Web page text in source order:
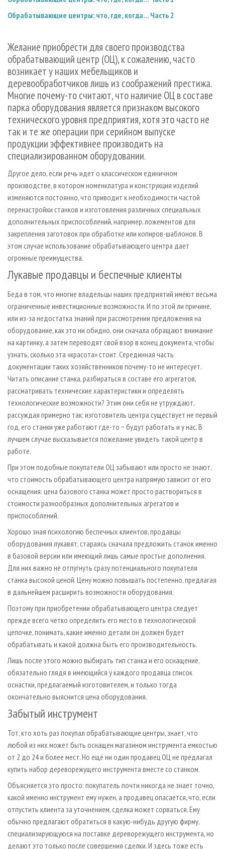
СУШКА ДРЕВЕСИНЫ
ПРОИЗВОДСТВО ДРЕВЕСНЫХ ПЛИТ
ПРОИЗВОДСТВО МЕБЕЛИ
БИОЭНЕРГЕТИКА
ЦБП
ИНСТРУМЕНТ И МАТЕРИАЛЫ
ОФИЦИАЛЬНЫЕ ДЕЛЕГАЦИИ
ПРИОРИТЕТНЫЕ ИНВЕСТПРОЕКТЫ
RUSSIAN FORESTRY REVIEW
ГАЗЕТА ЛЕСПРОМФОРУМ
БИБЛИОТЕКА СПЕЦИАЛИСТА
Обрабатывающие центры: что, где, когда... Часть 2
Желание приобрести для своего производства
обрабатывающий центр (ОЦ), к сожалению, часто
возникает у наших мебельщиков и
деревообработчиков лишь из соображений престижа.
Многие почему-то считают, что наличие ОЦ в составе
парка оборудования является признаком высокого
технического уровня предприятия, хотя это часто не
так и те же операции при серийном выпуске
продукции эффективнее производить на
специализированном оборудовании.
Другое дело, если речь идет о классическом единичном
производстве, в котором номенклатура и конструкция изделий
изменяются постоянно, что приводит к необходимости частой
перенастройки станков и изготовления различных специальных
дополнительных приспособлений, например, ложементов для
закрепления заготовок при обработке или копиров-шаблонов. В
этом случае использование обрабатывающего центра дает
огромные преимущества.
Лукавые продавцы и беспечные клиенты
Беда в том, что многие владельцы наших предприятий имеют весьма
ограниченные инвестиционные возможности. И по этой ли причине,
или из-за недостатка знаний при рассмотрении предложения на
оборудование, как это ни обидно, они сначала обращают внимание
на картинку, а затем переводят свой взор в конец документа, чтобы
узнать, сколько эта «красота» стоит. Серединная часть
документации таких хозяйственников почему-то не интересует.
Читать описание станка, разбираться в составе его агрегатов,
рассматривать технические характеристики и определять
технологические возможности? Этим они себя не утруждают,
рассуждая примерно так: изготовитель центра существует не первый
год, его станки уже работают где-то − будут работать и у нас. В
лучшем случае высказывается пожелание увидеть такой центр в
работе.
При этом подобные покупатели ОЦ забывают или просто не знают,
что стоимость обрабатывающего центра напрямую зависит от его
оснащения: цена базового станка может просто раствориться в
стоимости разнообразных дополнительных агрегатов и
приспособлений.
Хорошо зная психологию беспечных клиентов, продавцы
оборудования лукавят, стараясь сначала предложить станок именно
в базовой версии или имеющий лишь самые простые дополнения.
Для них важно не отпугнуть сразу потенциального покупателя
станка высокой ценой. Цену можно повышать постепенно, предлагая
в дальнейшем расширить возможности оборудования.
Поэтому при приобретении обрабатывающего центра следует
прежде всего четко определить его место в технологической
цепочке, понимать, какие именно детали он должен будет
обрабатывать и какой должна быть его производительность.
Лишь после этого можно выбирать тип станка и его оснащение,
обязательно глядя в имеющийся у каждого продавца список
оснастки, предлагаемый изготовителем, и только тогда
окончательно выяснится цена оборудования.
Забытый инструмент
Тот, кто хоть раз покупал обрабатывающие центры, знает, что
любой из них может быть оснащен магазином инструмента емкостью
от 2 до 24 и более мест. Но ещё ни один продавец ОЦ не предлагал
купить набор дереворежущего инструмента вместе со станком.
Объясняется это просто: покупатель почти никогда не знает точно,
какой именно инструмент ему нужен, а продавец опасается, что, если
отпустить клиента за уточнением, сделка может сорваться. Ему
обычно предлагают обратиться в какую-нибудь другую фирму,
специализирующуюся на поставке дереворежущего инструмента, но
делают это только после совершения сделки. И здесь тоже есть